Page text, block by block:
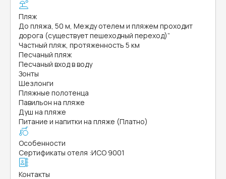
Пляж
До пляжа, 50 м, Между отелем и пляжем проходит
дорога (существует пешеходный переход)”
Частный пляж, протяженность 5 км
Песчаный пляж
Песчаный вход в воду
Зонты
Шезлонги
Пляжные полотенца
Павильон на пляже
Душ на пляже
Питание и напитки на пляже (Платно)
Особенности
Сертификаты отеля :ИСО 9001
Контакты